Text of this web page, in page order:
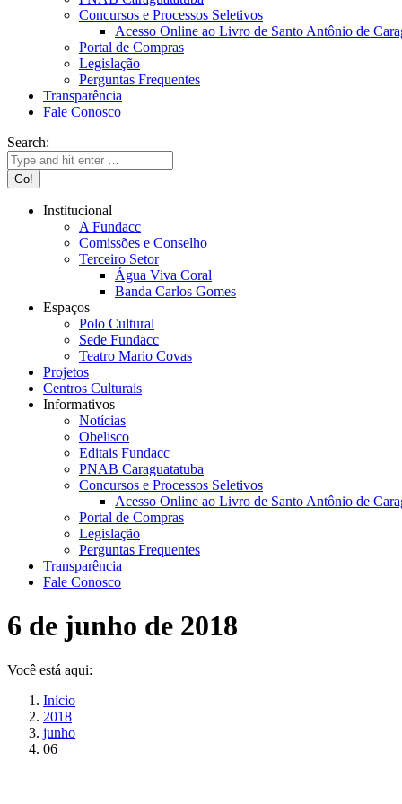
Concursos e Processos Seletivos
Acesso Online ao Livro de Santo Antônio de
Portal de Compras
Legislação
Perguntas Frequentes
Transparência
Fale Conosco
Search:
Institucional
A Fundacc
Comissões e Conselho
Terceiro Setor
Água Viva Coral
Banda Carlos Gomes
Espaços
Polo Cultural
Sede Fundacc
Teatro Mario Covas
Projetos
Centros Culturais
Informativos
Notícias
Obelisco
Editais Fundacc
PNAB Caraguatatuba
Concursos e Processos Seletivos
Acesso Online ao Livro de Santo Antônio de
Portal de Compras
Legislação
Perguntas Frequentes
Transparência
Fale Conosco
6 de junho de 2018
Você está aqui:
Início
2018
junho
06